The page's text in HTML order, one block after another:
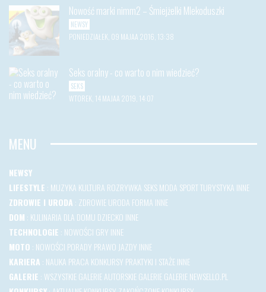
Nowość marki nimm2 – Śmiejżelki Mlekoduszki
NEWSY
PONIEDZIAŁEK, 09 MAJAA 2016, 13:38
Seks oralny - co warto o nim wiedzieć?
SEKS
WTOREK, 14 MAJAA 2019, 14:07
MENU
NEWSY
LIFESTYLE : MUZYKA KULTURA ROZRYWKA SEKSMODA SPORTTURYSTYKA INNE
ZDROWIE I URODA : ZDROWIEURODA FORMA INNE
DOM : KULINARIA DLA DOMU DZIECKO INNE
TECHNOLOGIE : NOWOŚCI GRY INNE
MOTO : NOWOŚCI PORADY PRAWO JAZDY INNE
KARIERA : NAUKA PRACA KONKURSY PRAKTYKI I STAŻEINNE
GALERIE : WSZYSTKIE GALERIEAUTORSKIE GALERIEGALERIE NEWSELLO.PL